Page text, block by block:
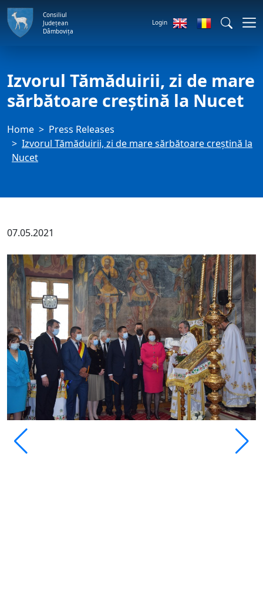
Consiliul
Județean
Dâmbovița
Login
Izvorul Tămăduirii, zi de mare
sărbătoare creștină la Nucet
Home
Press Releases
Izvorul Tămăduirii, zi de mare sărbătoare creștină la
Nucet
07.05.2021